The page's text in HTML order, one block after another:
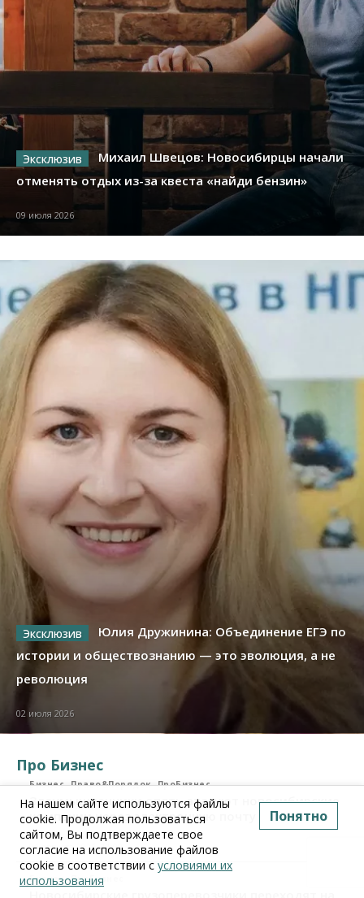
Михаил Швецов: Новосибирцы начали
отменять отдых из-за квеста «найди бензин»
09 июля 2026
Юлия Дружинина: Объединение ЕГЭ по
истории и обществознанию — это эволюция, а не
революция
02 июля 2026
Про Бизнес
Бизнес Право&Порядок ПроБизнес
Злоумышленники опять атакуют новосибирские
компании через электронную почту
06 августа 2026, 11:00
Бизнес ПроБизнес
На нашем сайте используются файлы
cookie. Продолжая пользоваться
сайтом, Вы подтверждаете свое
согласие на использование файлов
cookie в соответствии с условиями их
использования
Понятно